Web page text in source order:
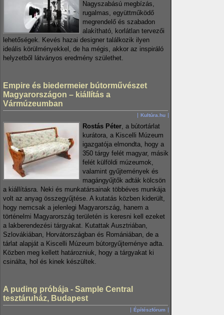
Nagyszabású megbízás,
rugalmas, együttműködő
megrendelő és szabadon
alakítható, korlátlan tervezői
lehetőségek. Kevés hazai designer találkozik ilyen
ideális körülményekkel, de ha mégis, akkor az inspiráló
helyzetből látványos eredmény születhet.
Empire és biedermeier bútorművészet
Magyarországon – kiállítás a
Vármúzeumban
Kultúra.hu
Rostás Péter , a bútortárlat
kurátora, a Kiscelli Múzeum
igazgatója elmondta, hogy a
350 tárgy felét magyar, másik
felét külföldi múzeumok,
valamint gyűjtemények és
magángyűjtők adták kölcsön
a kiállításra. Neki és munkatársainak többéves munkája
volt az anyag összegyűjtése. A kutatás közben kiderült,
hogy nemcsak a jelenlegi Magyarország, hanem a
történelmi Magyarország területén is keresni kell ezeket
a lakberendezési tárgyakat. Kutattak Ausztriában,
Szlovákiában, Horvátországban és Romániában, de a
tárlat alapját a Kiscelli Múzeum bútorgyűjteménye adta.
Közben meg kellett határozniuk, hogy a tárgyakat ki
csinálta, hol és kinek készültek.
A puding próbája - Sample Central
tesztáruház, Budapest
Építészfórum